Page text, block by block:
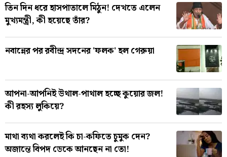
তিন দিন ধরে হাসপাতালে মিঠুন! দেখতে এলেন
মুখ্যমন্ত্রী, কী হয়েছে তাঁর?
নবান্নের পর রবীন্দ্র সদনের 'ফলক' হল গেরুয়া
আপনা-আপনিই উথাল-পাথাল হচ্ছে কুয়োর জল!
কী রহস্য লুকিয়ে?
মাথা ব্যথা করলেই কি চা-কফিতে চুমুক দেন?
অজান্তে বিপদ ডেকে আনছেন না তো!